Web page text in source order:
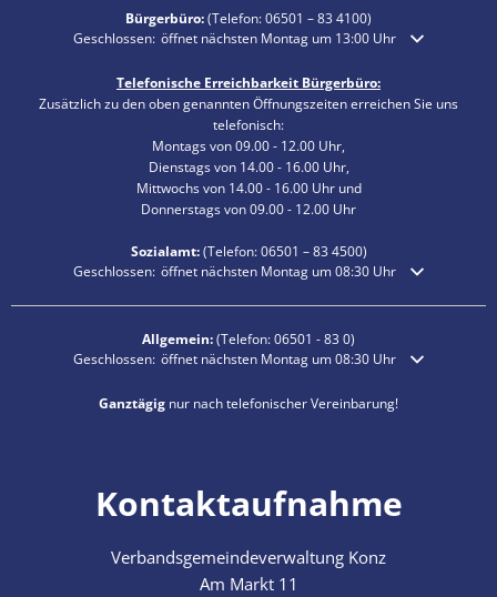
Bürgerbüro:(Telefon:06501 – 83 4100)
Klicken, um weitere Öffnungs- oder Schließzeiten auszublenden
Geschlossen: öffnet nächsten Montag um 13:00 Uhr
Telefonische Erreichbarkeit Bürgerbüro:
Zusätzlich zu den oben genannten Öffnungszeiten erreichen Sie uns
telefonisch:
Montags von 09.00 - 12.00 Uhr,
Dienstags von 14.00 - 16.00 Uhr,
Mittwochs von 14.00 - 16.00 Uhr und
Donnerstags von 09.00 - 12.00 Uhr
Sozialamt:(Telefon:06501 – 834500)
Klicken, um weitere Öffnungs- oder Schließzeiten auszublenden
Geschlossen: öffnet nächsten Montag um 08:30 Uhr
Allgemein:(Telefon:06501 - 83 0)
Klicken, um weitere Öffnungs- oder Schließzeiten auszublenden
Geschlossen: öffnet nächsten Montag um 08:30 Uhr
Ganztägig nur nach telefonischer Vereinbarung!
Kontaktaufnahme
Verbandsgemeindeverwaltung Konz
Am Markt 11